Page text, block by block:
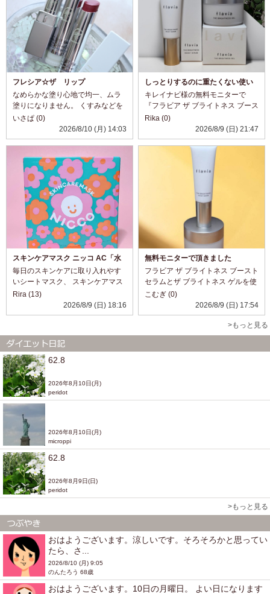
フレシア☆ザ リップ
なめらかな塗り心地で均一、ムラ
塗りになりません。 くすみなどを
カバーして鮮やかに発色。 ぴたっ
と密着よく、ツヤと血色感ある自
然な仕上がりに見えます。 うるし
オイとかな...
いさぱ (0)
2026/8/10 (月) 14:03
しっとりするのに重たくない使い
心地✨
キレイナビ様の無料モニターで
『フラビア ザ ブライトネス ブース
トセラム＆ジェル』をいただきま
した✨ ブーストセラムは洗顔後に
使用する導入美容液です。 なめら
かなテクスチャーで伸びがよく、
Rika (0)
2026/8/9 (日) 21:47
スキンケアマスク ニッコ AC「水
分チャージマスク」
毎日のスキンケアに取り入れやす
いシートマスク、 スキンケアマス
ク ニッコ AC 水分チャージマスク
10枚入り を使ってみました♡ 乾燥
が気になるときは、化粧水や乳液
Rira (13)
2026/8/9 (日) 18:16
無料モニターで頂きました
フラビア ザ ブライトネス ブースト
セラムとザ ブライトネス ゲルを使
ってみました。 セラムはなめらか
で肌になじませやすく、ベタつき
が気になりにくい使用感でした😊
その後にゲルを重ねると、しっと
りと...
こむぎ (0)
2026/8/9 (日) 17:54
>もっと見る
62.8
2026年8月10日(月)
peridot
2026年8月10日(月)
microppi
62.8
2026年8月9日(日)
peridot
>もっと見る
おはようございます。涼しいです。そろそろかと思ってい
たら、さ...
2026/8/10 (月) 9:05
のんたろう 68歳
おはようございます。10日の月曜日。 よい日になります